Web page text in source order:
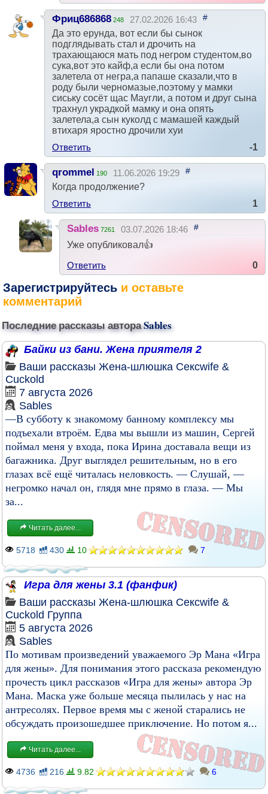
Фриц686868 248 27.02.2026 16:43 #
Да это ерунда, вот если бы сынок
подглядывать стал и дрочить на
трахающаюся мать под негром студентом,во
сука,вот это кайф,а если бы она потом
залетела от негра,а папаше сказали,что в
роду были черномазые,поэтому у мамки
сиську сосёт щас Маугли, а потом и друг сына
трахнул украдкой мамку и она опять
залетела,а сын куколд с мамашей каждый
втихаря яростно дрочили хуи
Ответить
-1
qrommel 190 11.06.2026 19:29 #
Когда продолжение?
Ответить
1
Sables 7261 03.07.2026 18:46 #
Уже опубликовал👍
Ответить
0
Зарегистрируйтесь и оставьте
комментарий
Последние рассказы автораSables
Байки из бани. Жена приятеля 2
Ваши рассказы Жена-шлюшка Сексwife &
Cuckold
7 августа 2026
Sables
—В субботу к знакомому банному комплексу мы
подъехали втроём. Едва мы вышли из машин, Сергей
поймал меня у входа, пока Ирина доставала вещи из
багажника. Друг выглядел решительным, но в его
глазах всё ещё читалась неловкость. — Слушай, —
негромко начал он, глядя мне прямо в глаза. — Мы
за...
Читать далее...
5718 430 10 7
Игра для жены 3.1 (фанфик)
Ваши рассказы Жена-шлюшка Сексwife &
Cuckold Группа
5 августа 2026
Sables
По мотивам произведений уважаемого Эр Мана «Игра
для жены». Для понимания этого рассказа рекомендую
прочесть цикл рассказов «Игра для жены» автора Эр
Мана. Маска уже больше месяца пылилась у нас на
антресолях. Первое время мы с женой старались не
обсуждать произошедшее приключение. Но потом я...
Читать далее...
4736 216 9.82 6